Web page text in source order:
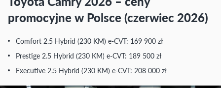
promocyjne w Polsce (czerwiec 2026)
Comfort 2.5 Hybrid (230 KM) e-CVT: 169 900 zł
Prestige 2.5 Hybrid (230 KM) e-CVT: 189 500 zł
Executive 2.5 Hybrid (230 KM) e-CVT: 208 000 zł